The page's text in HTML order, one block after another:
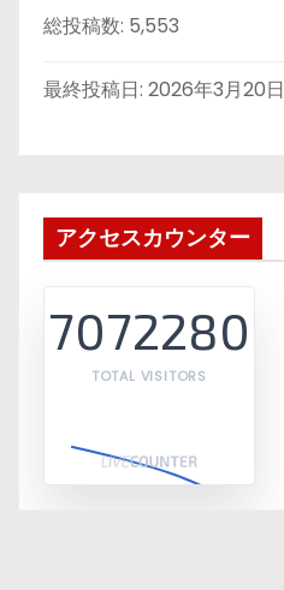
総投稿数: 5,553
最終投稿日: 2026年3月20日
アクセスカウンター
7072280
TOTAL VISITORS